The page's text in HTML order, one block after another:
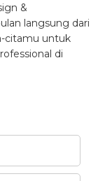
&
langsung dari
citamu untuk
di